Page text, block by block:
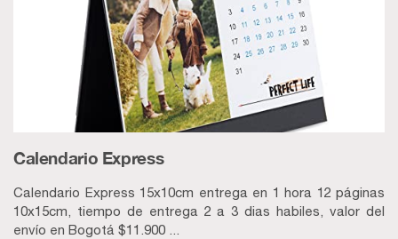
Calendario Express
Calendario Express 15x10cm entrega en 1 hora 12 páginas
10x15cm, tiempo de entrega 2 a 3 dias habiles, valor del
envío en Bogotá $11.900 ...